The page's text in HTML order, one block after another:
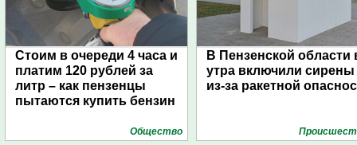
Стоим в очереди 4 часа и
платим 120 рублей за
литр – как пензенцы
пытаются купить бензин
Общество
В Пензенской области
утра включили сирены
из-за ракетной